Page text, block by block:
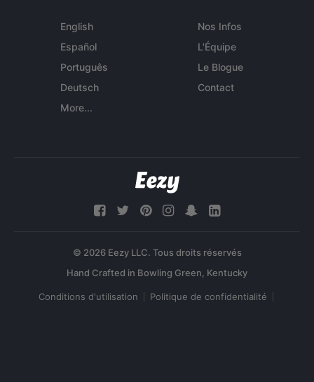
English
Español
Português
Deutsch
More...
Nos Infos
L'Équipe
Le Blogue
Contact
© 2026 Eezy LLC. Tous droits réservés
Conditions d'utilisation Politique de confidentialité